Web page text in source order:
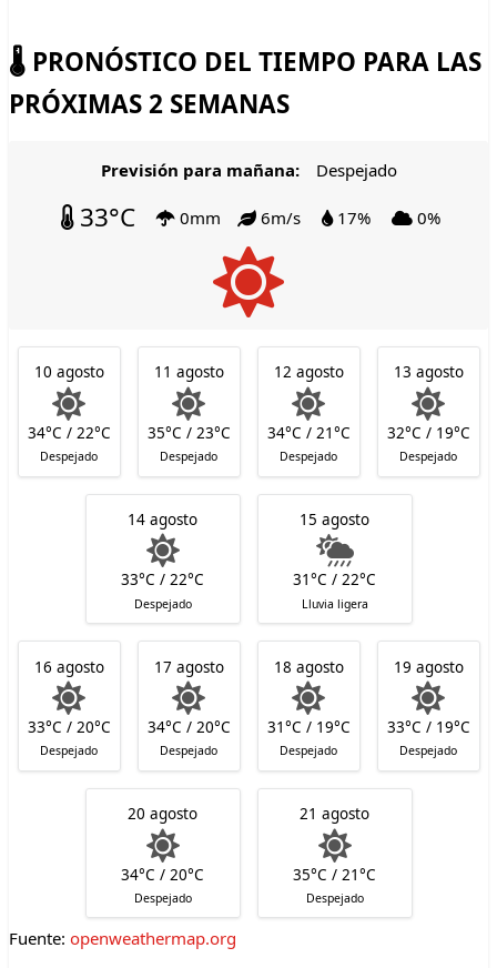
🌡️ PRONÓSTICO DEL TIEMPO PARA LAS
PRÓXIMAS 2 SEMANAS
Previsión para mañana: Despejado
33°C 0mm 6m/s 17% 0%
10 agosto
34°C / 22°C
Despejado
11 agosto
35°C / 23°C
Despejado
12 agosto
34°C / 21°C
Despejado
13 agosto
32°C / 19°C
Despejado
14 agosto
33°C / 22°C
Despejado
15 agosto
31°C / 22°C
Lluvia ligera
16 agosto
33°C / 20°C
Despejado
17 agosto
34°C / 20°C
Despejado
18 agosto
31°C / 19°C
Despejado
19 agosto
33°C / 19°C
Despejado
20 agosto
34°C / 20°C
Despejado
21 agosto
35°C / 21°C
Despejado
Fuente: openweathermap.org